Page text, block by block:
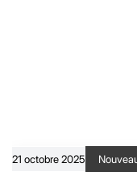
21 octobre 2025